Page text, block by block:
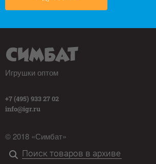
Игрушки оптом
+7 (495) 933 27 02
info@igr.ru
© 2018 «Симбат»